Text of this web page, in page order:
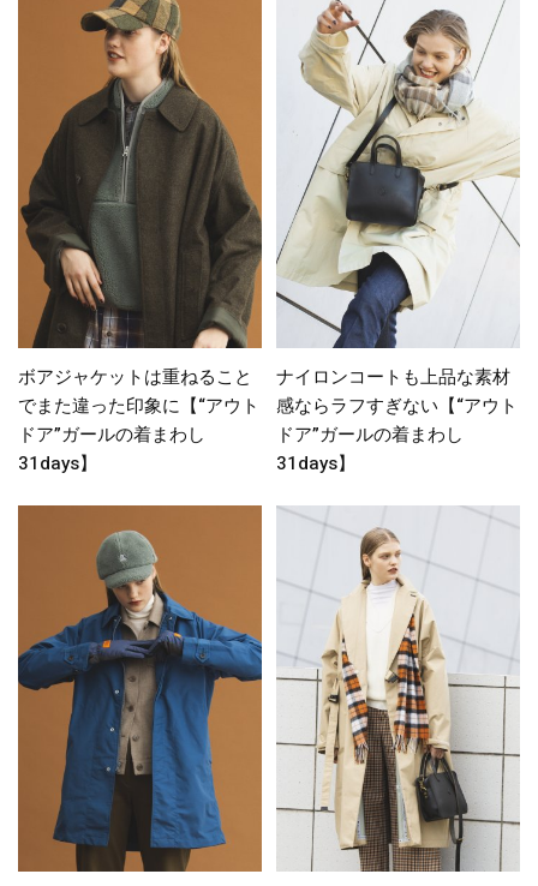
ボアジャケットは重ねること
でまた違った印象に【“アウト
ドア”ガールの着まわし
31days】
ナイロンコートも上品な素材
感ならラフすぎない【“アウト
ドア”ガールの着まわし
31days】